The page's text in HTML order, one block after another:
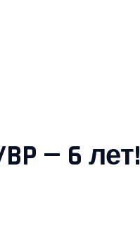
— 6 лет!